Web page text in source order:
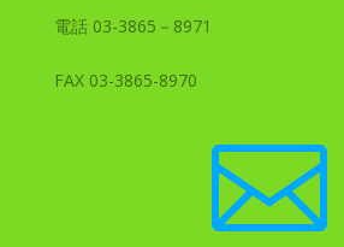
電話 03-3865－8971
FAX 03-3865-8970
